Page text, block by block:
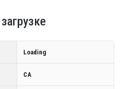
Loading
CA